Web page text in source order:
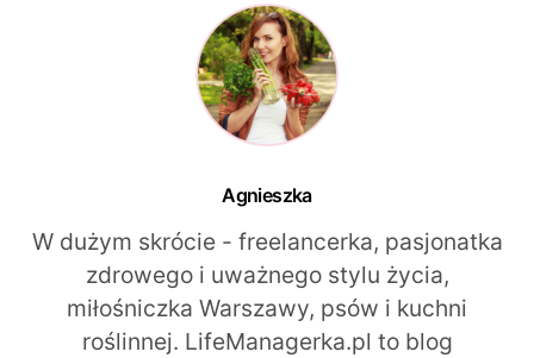
Agnieszka
W dużym skrócie - freelancerka, pasjonatka
zdrowego i uważnego stylu życia,
miłośniczka Warszawy, psów i kuchni
roślinnej. LifeManagerka.pl to blog